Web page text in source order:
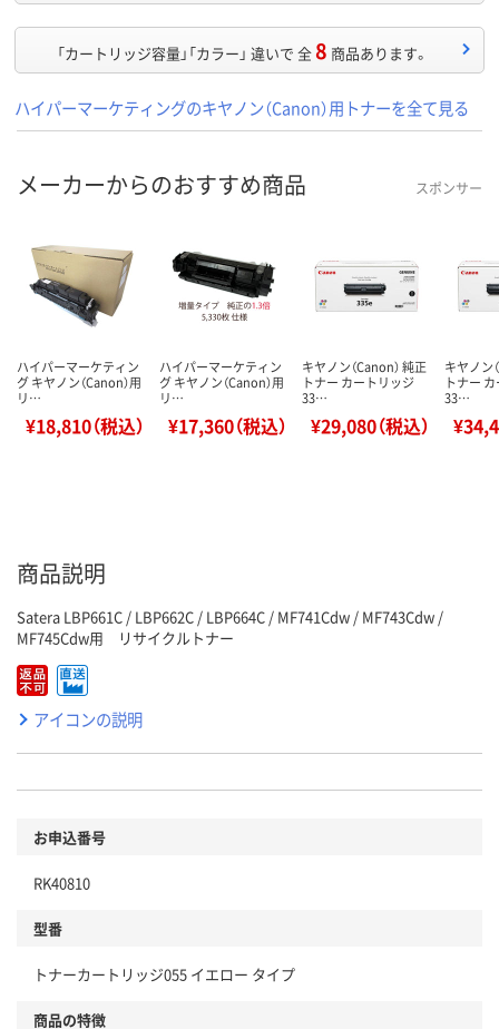
「カートリッジ容量」「カラー」 違いで 全8 商品あります。
ハイパーマーケティングのキヤノン（Canon）用トナーを全て見る
メーカーからのおすすめ商品 スポンサー
ハイパーマーケティン
グ キヤノン（Canon）用
リ…
¥18,810（税込）
ハイパーマーケティン
グ キヤノン（Canon）用
リ…
¥17,360（税込）
キヤノン（Canon） 純正
トナー カートリッジ
33…
¥29,080（税込）
キヤノン
トナー
33…
商品説明
Satera LBP661C / LBP662C / LBP664C / MF741Cdw / MF743Cdw /
MF745Cdw用 リサイクルトナー
アイコンの説明
お申込番号
RK40810
型番
トナーカートリッジ055 イエロー タイプ
商品の特徴